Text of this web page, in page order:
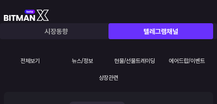
시장동향 텔레그램채널
전체보기 뉴스/정보 현물/선물트레이딩 에어드랍/이벤트
상장관련